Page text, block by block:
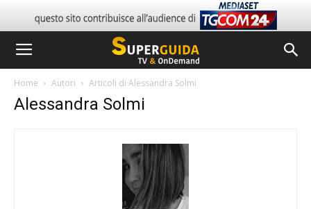
Home Autori Articoli di Alessandra Solmi
Alessandra Solmi